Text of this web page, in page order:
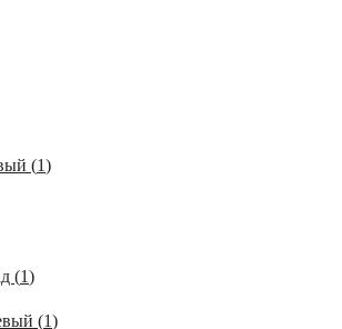
(1)
(1)
(1)